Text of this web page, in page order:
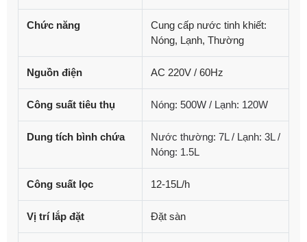
Chức năng
Cung cấp nước tinh khiết:
Nóng, Lạnh, Thường
Nguồn điện AC 220V / 60Hz
Công suất tiêu thụ Nóng: 500W / Lạnh: 120W
Dung tích bình chứa
Nước thường: 7L / Lạnh: 3L /
Nóng: 1.5L
Công suất lọc 12-15L/h
Vị trí lắp đặt Đặt sàn